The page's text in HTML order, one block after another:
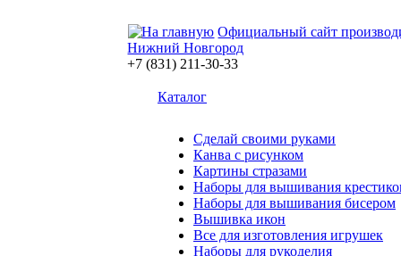
Официальный сайт
Нижний Новгород
+7 (831) 211-30-33
Каталог
Сделай своими руками
Канва с рисунком
Картины стразами
Наборы для вышивания
Наборы для вышивания бисером
Вышивка икон
Все для изготовления игрушек
Наборы для рукоделия